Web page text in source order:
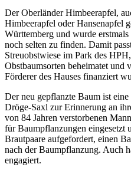
Der Oberländer Himbeerapfel,
Himbeerapfel oder Hansenapfel
Württemberg und wurde
noch selten zu finden. Damit
Streuobstwiese im Park des
Obstbaumsorten beheimatet und
Förderer des Hauses finanziert
Der neu gepflanzte Baum ist
Dröge-Saxl zur Erinnerung an
von 84 Jahren verstorbenen
für Baumpflanzungen eingesetzt
Brautpaare aufgefordert, einen
nach der Baumpflanzung. Auch
engagiert.